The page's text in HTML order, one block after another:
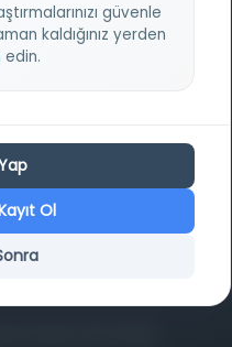
güvenle
kaldığınız yerden
Ol